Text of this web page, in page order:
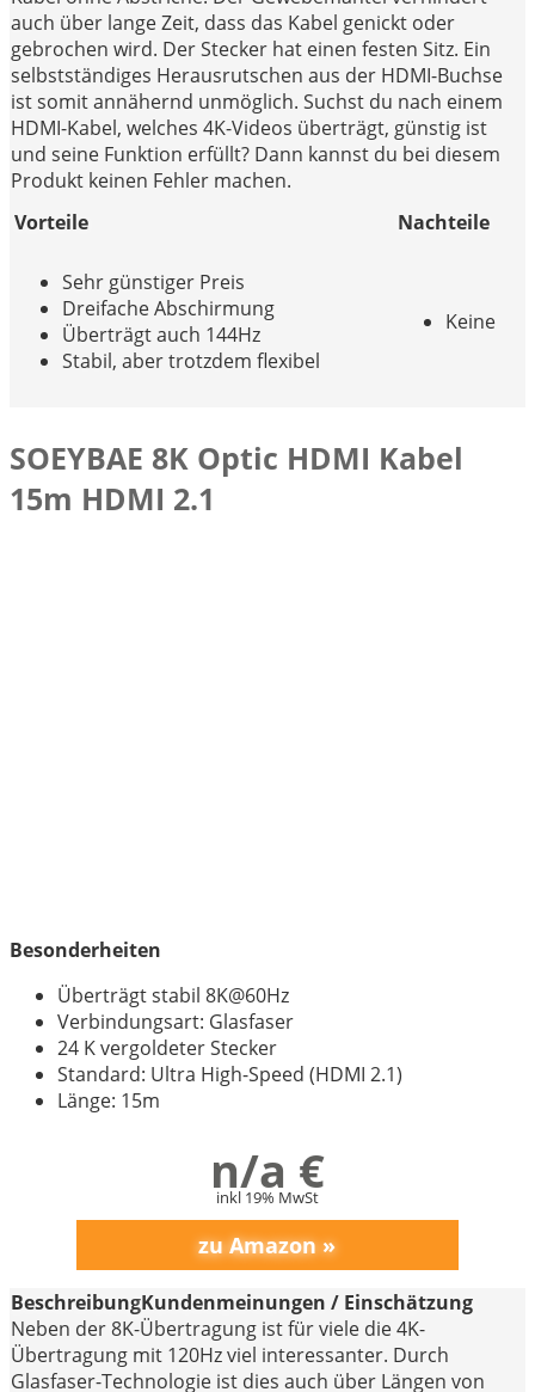
auch über lange Zeit, dass das Kabel genickt oder
gebrochen wird. Der Stecker hat einen festen Sitz. Ein
selbstständiges Herausrutschen aus der HDMI-Buchse
ist somit annähernd unmöglich. Suchst du nach einem
HDMI-Kabel, welches 4K-Videos überträgt, günstig ist
und seine Funktion erfüllt? Dann kannst du bei diesem
Produkt keinen Fehler machen.
Vorteile
Nachteile
Sehr günstiger Preis
Dreifache Abschirmung
Überträgt auch 144Hz
Stabil, aber trotzdem flexibel
Keine
SOEYBAE 8K Optic HDMI Kabel
15m HDMI 2.1
Besonderheiten
Überträgt stabil 8K@60Hz
Verbindungsart: Glasfaser
24 K vergoldeter Stecker
Standard: Ultra High-Speed (HDMI 2.1)
Länge: 15m
n/a €
inkl 19% MwSt
BeschreibungKundenmeinungen / Einschätzung
Neben der 8K-Übertragung ist für viele die 4K-
Übertragung mit 120Hz viel interessanter. Durch
Glasfaser-Technologie ist dies auch über Längen von